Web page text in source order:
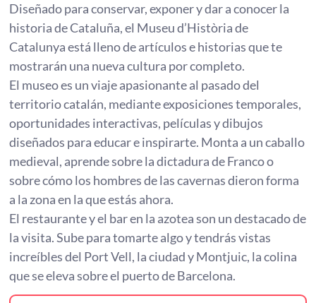
Diseñado para conservar, exponer y dar a conocer la
historia de Cataluña, el Museu d’Història de
Catalunya está lleno de artículos e historias que te
mostrarán una nueva cultura por completo.
El museo es un viaje apasionante al pasado del
territorio catalán, mediante exposiciones temporales,
oportunidades interactivas, películas y dibujos
diseñados para educar e inspirarte. Monta a un caballo
medieval, aprende sobre la dictadura de Franco o
sobre cómo los hombres de las cavernas dieron forma
a la zona en la que estás ahora.
El restaurante y el bar en la azotea son un destacado de
la visita. Sube para tomarte algo y tendrás vistas
increíbles del Port Vell, la ciudad y Montjuic, la colina
que se eleva sobre el puerto de Barcelona.